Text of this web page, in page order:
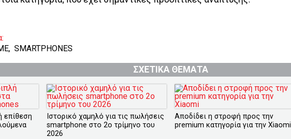
, SMARTPHONES
ΣΧΕΤΙΚΑ ΘΕΜΑΤΑ
επίθεση
Ιστορικό χαμηλό για τις πωλήσεις
smartphone στο 2ο τρίμηνο του
2026
Αποδίδει η στροφή προς την
premium κατηγορία για την Xiaomi